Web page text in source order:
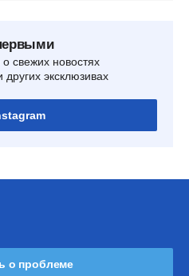
свежих новостях
эксклюзивах
о проблеме